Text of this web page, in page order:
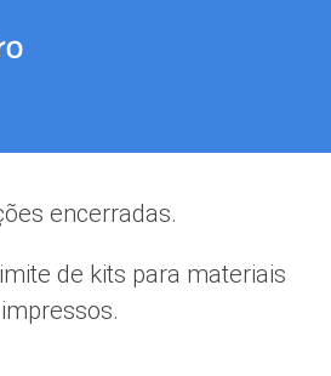
encerradas.
de kits para materiais
impressos.